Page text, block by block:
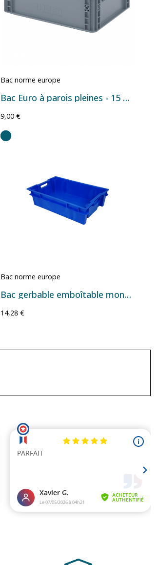
Bac norme europe
Bac Euro à parois pleines - 15 L - 400×300×170 mm
9,00 €
Bac norme europe
Bac gerbable emboîtable monocolore – 600 x 400 x 150 mm – 25 litres
14,28 €